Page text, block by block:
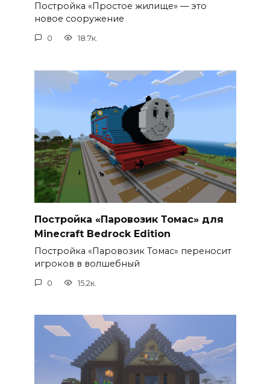
Постройка «Простое жилище» — это
новое сооружение
0 18.7к.
Постройка «Паровозик Томас» для
Minecraft Bedrock Edition
Постройка «Паровозик Томас» переносит
игроков в волшебный
0 15.2к.